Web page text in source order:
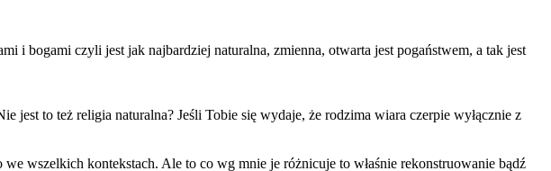
i bogami czyli jest jak najbardziej naturalna, zmienna, otwarta jest pogaństwem, a tak jest
to też religia naturalna? Jeśli Tobie się wydaje, że rodzima wiara czerpie wyłącznie z
wszelkich kontekstach. Ale to co wg mnie je różnicuje to właśnie rekonstruowanie bądź